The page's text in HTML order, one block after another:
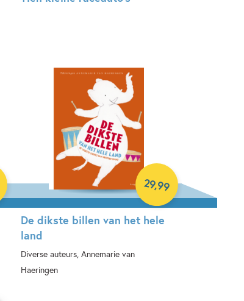
De dikste billen van het hele
land
Diverse auteurs, Annemarie van
Haeringen
29,99